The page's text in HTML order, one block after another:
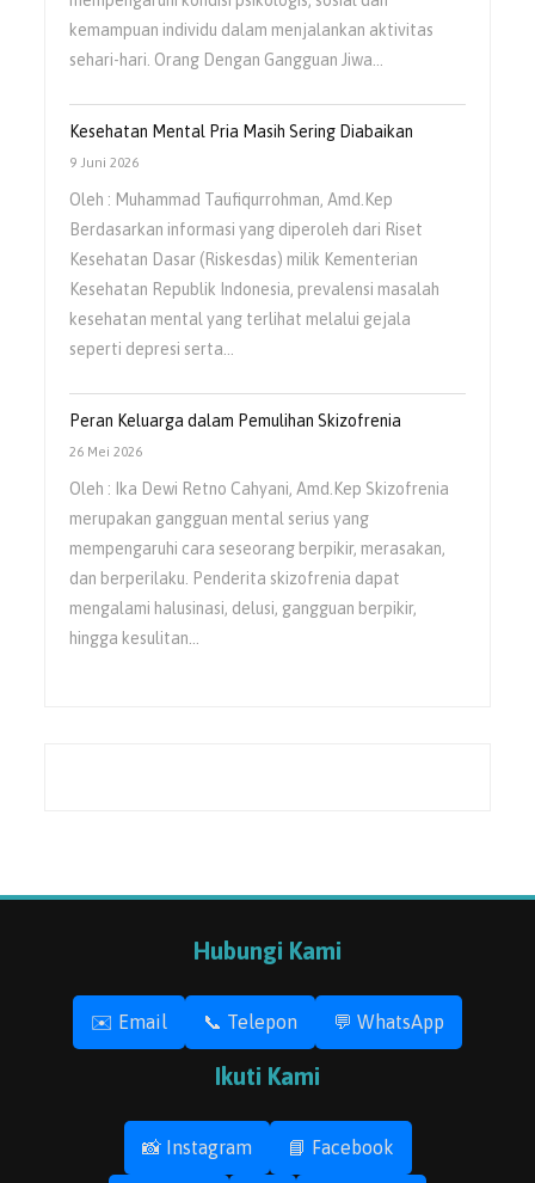
kemampuan individu dalam menjalankan aktivitas
sehari-hari. Orang Dengan Gangguan Jiwa…
Kesehatan Mental Pria Masih Sering Diabaikan
9 Juni 2026
Oleh : Muhammad Taufiqurrohman, Amd.Kep
Berdasarkan informasi yang diperoleh dari Riset
Kesehatan Dasar (Riskesdas) milik Kementerian
Kesehatan Republik Indonesia, prevalensi masalah
kesehatan mental yang terlihat melalui gejala
seperti depresi serta…
Peran Keluarga dalam Pemulihan Skizofrenia
26 Mei 2026
Oleh : Ika Dewi Retno Cahyani, Amd.Kep Skizofrenia
merupakan gangguan mental serius yang
mempengaruhi cara seseorang berpikir, merasakan,
dan berperilaku. Penderita skizofrenia dapat
mengalami halusinasi, delusi, gangguan berpikir,
hingga kesulitan…
Hubungi Kami
✉️ Email 📞 Telepon 💬 WhatsApp
Ikuti Kami
📸 Instagram 📘 Facebook